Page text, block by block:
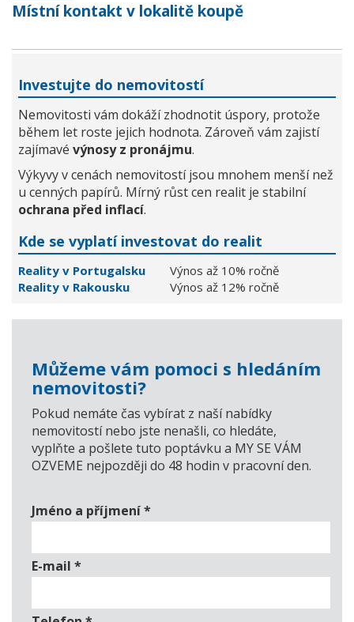
Místní kontakt v lokalitě koupě
Investujte do nemovitostí
Nemovitosti vám dokáží zhodnotit úspory, protože
během let roste jejich hodnota. Zároveň vám zajistí
zajímavé výnosy z pronájmu.
Výkyvy v cenách nemovitostí jsou mnohem menší než
u cenných papírů. Mírný růst cen realit je stabilní
ochrana před inflací.
Kde se vyplatí investovat do realit
Reality v Portugalsku
Výnos až 10% ročně
Reality v Rakousku
Výnos až 12% ročně
Můžeme vám pomoci s hledáním
nemovitosti?
Pokud nemáte čas vybírat z naší nabídky
nemovitostí nebo jste nenašli, co hledáte,
vyplňte a pošlete tuto poptávku a MY SE VÁM
OZVEME nejpozději do 48 hodin v pracovní den.
Jméno a příjmení*
E-mail *